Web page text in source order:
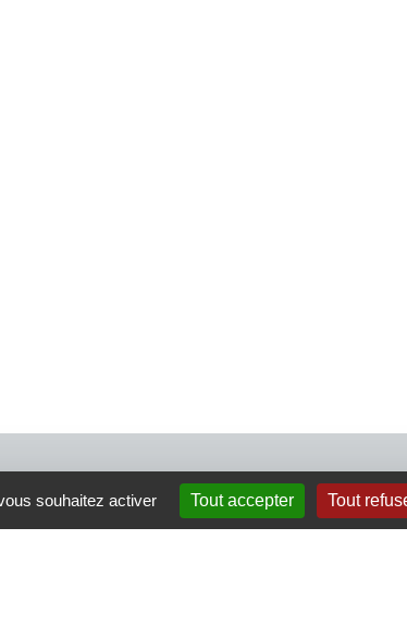
Crec’h-Ugen
Belle Isle en Terre
souhaitez activer Tout accepter Tout